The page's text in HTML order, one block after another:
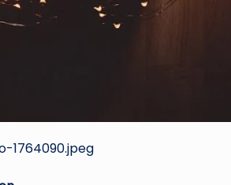
1764090.jpeg